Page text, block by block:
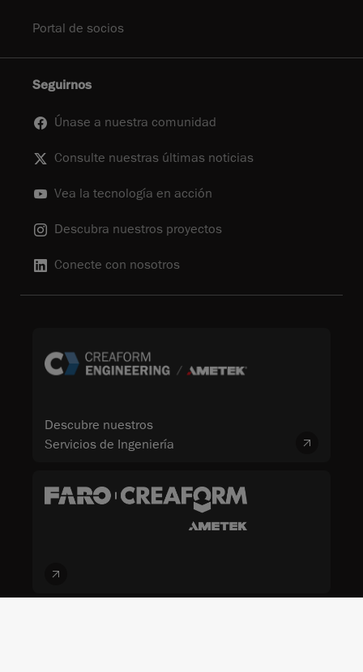
Portal de socios
Seguirnos
Únase a nuestra comunidad
Consulte nuestras últimas noticias
Vea la tecnología en acción
Descubra nuestros proyectos
Conecte con nosotros
Descubre nuestros
Servicios de Ingeniería